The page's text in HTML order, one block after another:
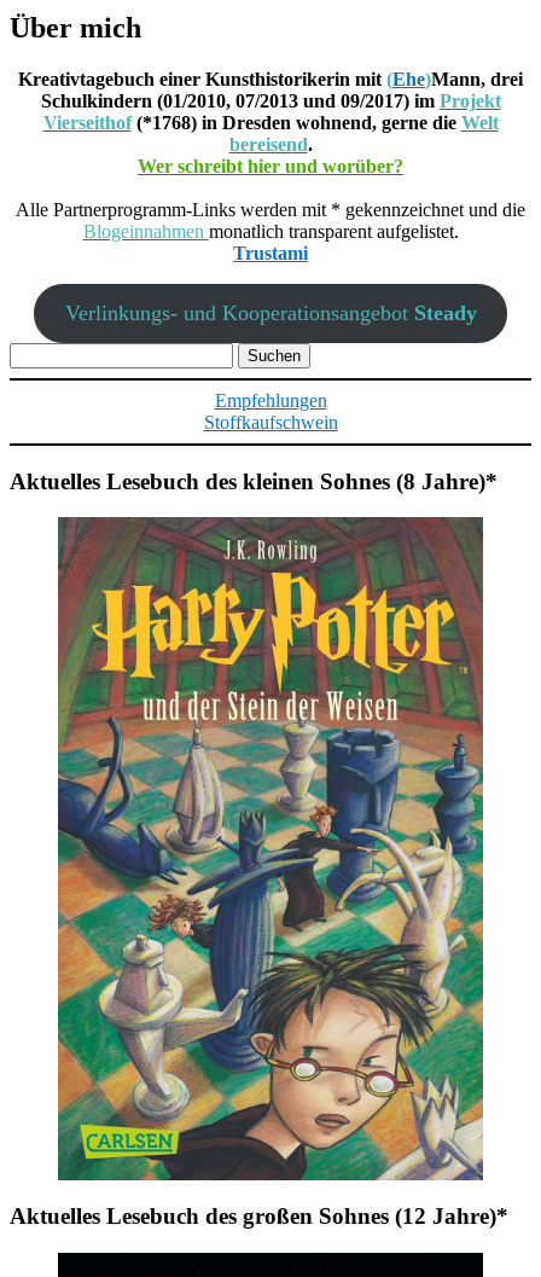
Über mich
Kreativtagebuch einer Kunsthistorikerin mit (Ehe)Mann, drei
Schulkindern (01/2010, 07/2013 und 09/2017) im Projekt
Vierseithof(*1768) in Dresden wohnend, gerne die Welt
bereisend.
Wer schreibt hier und worüber?
Alle Partnerprogramm-Links werden mit * gekennzeichnet und die
Blogeinnahmen monatlich transparent aufgelistet.
Trustami
Verlinkungs- und Kooperationsangebot Steady
nach:
Empfehlungen
Stoffkaufschwein
Aktuelles Lesebuch des kleinen Sohnes (8 Jahre)*
Aktuelles Lesebuch des großen Sohnes (12 Jahre)*